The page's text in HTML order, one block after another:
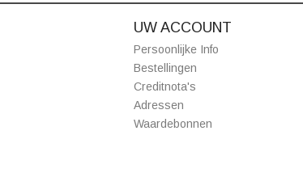
UW ACCOUNT
Persoonlijke Info
Bestellingen
Creditnota's
Adressen
Waardebonnen